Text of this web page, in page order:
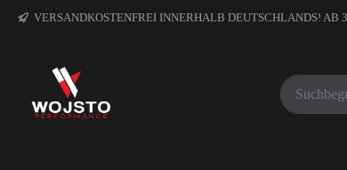
VERSANDKOSTENFREI INNERHALB DEUTSCHLANDS! AB